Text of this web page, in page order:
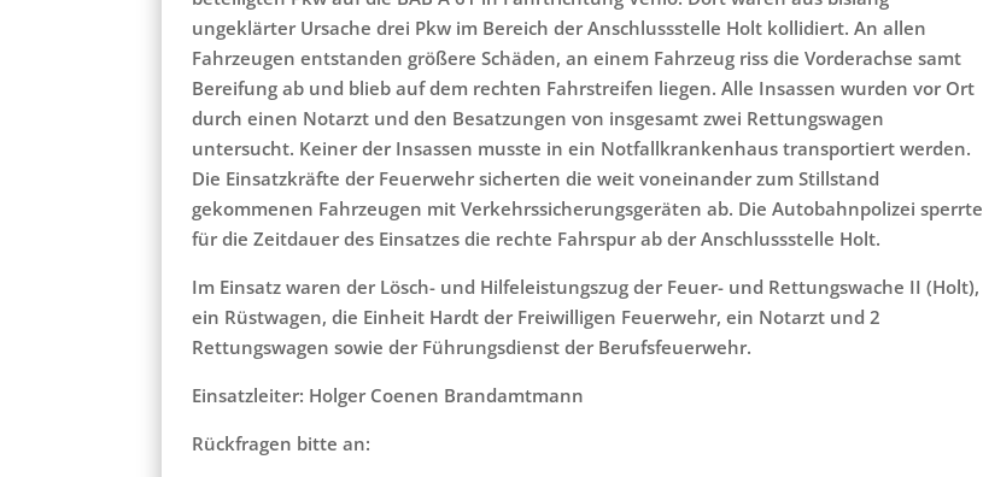
ungeklärter Ursache drei Pkw im Bereich der Anschlussstelle Holt kollidiert. An allen
Fahrzeugen entstanden größere Schäden, an einem Fahrzeug riss die Vorderachse samt
Bereifung ab und blieb auf dem rechten Fahrstreifen liegen. Alle Insassen wurden vor Ort
durch einen Notarzt und den Besatzungen von insgesamt zwei Rettungswagen
untersucht. Keiner der Insassen musste in ein Notfallkrankenhaus transportiert werden.
Die Einsatzkräfte der Feuerwehr sicherten die weit voneinander zum Stillstand
gekommenen Fahrzeugen mit Verkehrssicherungsgeräten ab. Die Autobahnpolizei sperrte
für die Zeitdauer des Einsatzes die rechte Fahrspur ab der Anschlussstelle Holt.
Im Einsatz waren der Lösch- und Hilfeleistungszug der Feuer- und Rettungswache II (Holt),
ein Rüstwagen, die Einheit Hardt der Freiwilligen Feuerwehr, ein Notarzt und 2
Rettungswagen sowie der Führungsdienst der Berufsfeuerwehr.
Einsatzleiter: Holger Coenen Brandamtmann
Rückfragen bitte an: